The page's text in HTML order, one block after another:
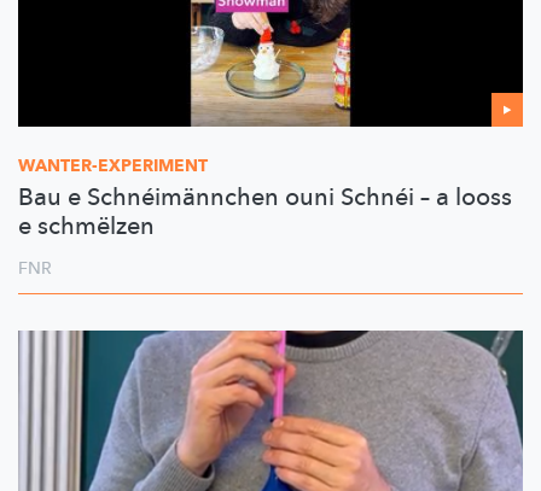
WANTER-EXPERIMENT
Bau e Schnéimännchen ouni Schnéi – a looss
e schmëlzen
FNR